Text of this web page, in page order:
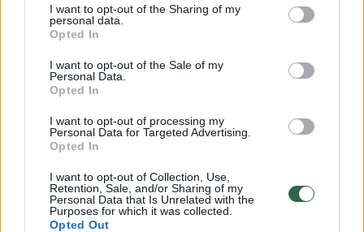
I want to opt-out of the Sharing of my
personal data.
Opted In
I want to opt-out of the Sale of my
Personal Data.
Opted In
I want to opt-out of processing my
Personal Data for Targeted Advertising.
Opted In
I want to opt-out of Collection, Use,
Retention, Sale, and/or Sharing of my
Personal Data that Is Unrelated with the
Purposes for which it was collected.
Opted Out